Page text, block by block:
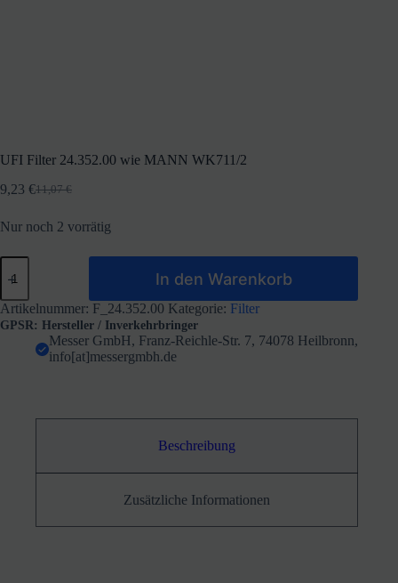
UFI Filter 24.352.00 wie MANN WK711/2
11,07€
Ursprünglicher
war:
9,23 €Aktueller
ist:
Nur noch 2 vorrätig
UFI
Filter
wie
MANN
WK711/2
Menge
In den Warenkorb
Artikelnummer: F_24.352.00 Kategorie: Filter
GPSR: Hersteller / Inverkehrbringer
Messer GmbH, Franz-Reichle-Str. 7, 74078 Heilbronn,
info[at]messergmbh.de
Beschreibung
Zusätzliche Informationen